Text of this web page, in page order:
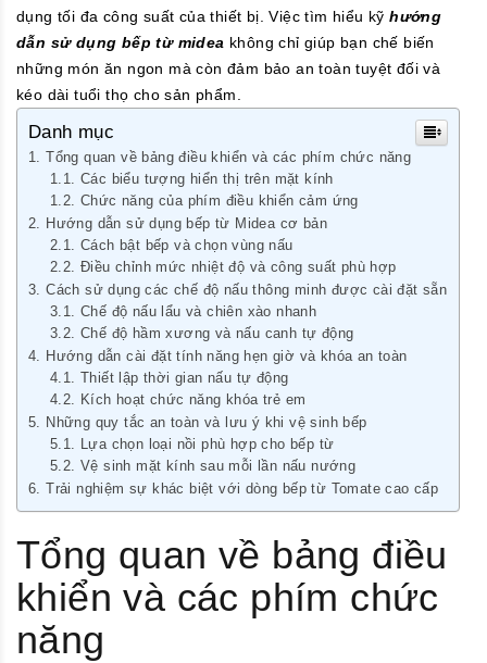
dụng tối đa công suất của thiết bị. Việc tìm hiểu kỹhướng
dẫn sử dụng bếp từ midea không chỉ giúp bạn chế biến
những món ăn ngon mà còn đảm bảo an toàn tuyệt đối và
kéo dài tuổi thọ cho sản phẩm.
Danh mục
Tổng quan về bảng điều khiển và các phím chức năng
Các biểu tượng hiển thị trên mặt kính
Chức năng của phím điều khiển cảm ứng
Hướng dẫn sử dụng bếp từ Midea cơ bản
Cách bật bếp và chọn vùng nấu
Điều chỉnh mức nhiệt độ và công suất phù hợp
Cách sử dụng các chế độ nấu thông minh được cài đặt sẵn
Chế độ nấu lẩu và chiên xào nhanh
Chế độ hầm xương và nấu canh tự động
Hướng dẫn cài đặt tính năng hẹn giờ và khóa an toàn
Thiết lập thời gian nấu tự động
Kích hoạt chức năng khóa trẻ em
Những quy tắc an toàn và lưu ý khi vệ sinh bếp
Lựa chọn loại nồi phù hợp cho bếp từ
Vệ sinh mặt kính sau mỗi lần nấu nướng
Trải nghiệm sự khác biệt với dòng bếp từ Tomate cao cấp
Tổng quan về bảng điều
khiển và các phím chức
năng